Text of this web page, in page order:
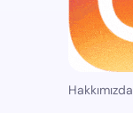
Hakkımızda